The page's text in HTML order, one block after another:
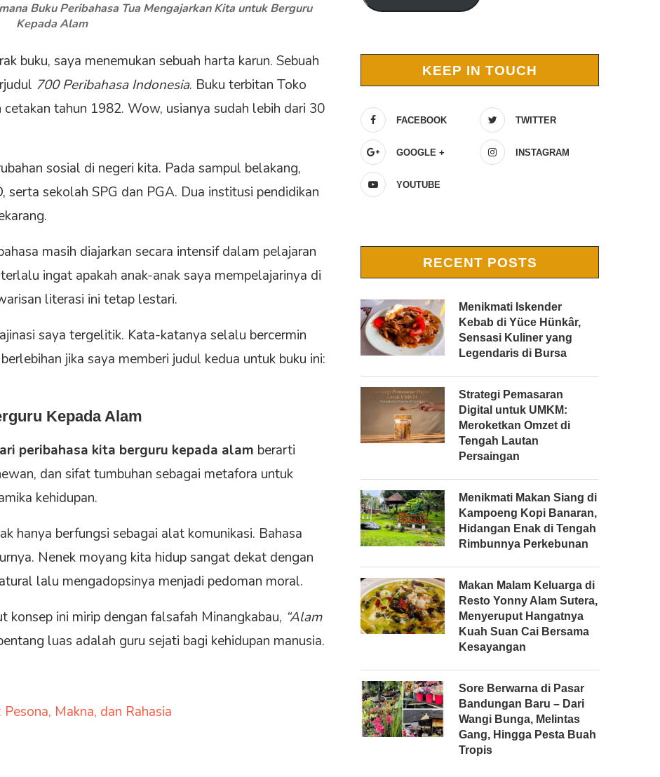
Buku Peribahasa Tua Mengajarkan Kita untuk Berguru
Kepada Alam
buku, saya menemukan sebuah harta karun. Sebuah
700 Peribahasa Indonesia. Buku terbitan Toko
tahun 1982. Wow, usianya sudah lebih dari 30
sosial di negeri kita. Pada sampul belakang,
sekolah SPG dan PGA. Dua institusi pendidikan
masih diajarkan secara intensif dalam pelajaran
ingat apakah anak-anak saya mempelajarinya di
literasi ini tetap lestari.
saya tergelitik. Kata-katanya selalu bercermin
jika saya memberi judul kedua untuk buku ini:
Kepada Alam
peribahasa kita berguru kepada alam berarti
dan sifat tumbuhan sebagai metafora untuk
kehidupan.
hanya berfungsi sebagai alat komunikasi. Bahasa
Nenek moyang kita hidup sangat dekat dengan
lalu mengadopsinya menjadi pedoman moral.
konsep ini mirip dengan falsafah Minangkabau, “Alam
luas adalah guru sejati bagi kehidupan manusia.
Makna, dan Rahasia
KEEP IN TOUCH
FACEBOOK TWITTER
GOOGLE + INSTAGRAM
YOUTUBE
RECENT POSTS
Menikmati Iskender
Kebab di Yüce Hünkâr,
Sensasi Kuliner yang
Legendaris di Bursa
Strategi Pemasaran
Digital untuk UMKM:
Meroketkan Omzet di
Tengah Lautan
Persaingan
Menikmati Makan Siang di
Kampoeng Kopi Banaran,
Hidangan Enak di Tengah
Rimbunnya Perkebunan
Makan Malam Keluarga di
Resto Yonny Alam Sutera,
Menyeruput Hangatnya
Kuah Suan Cai Bersama
Kesayangan
Sore Berwarna di Pasar
Bandungan Baru – Dari
Wangi Bunga, Melintas
Gang, Hingga Pesta Buah
Tropis